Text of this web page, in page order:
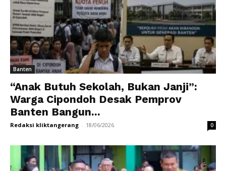
Banten
“Anak Butuh Sekolah, Bukan Janji”:
Warga Cipondoh Desak Pemprov
Banten Bangun...
Redaksi kliktangerang - 18/06/2026 0